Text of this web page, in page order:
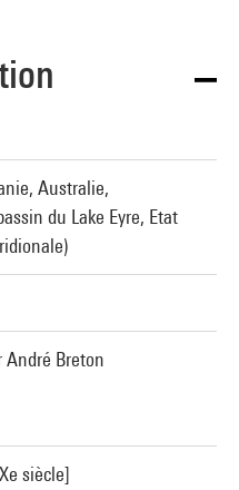
Australie,
du Lake Eyre, Etat
Breton
siècle]